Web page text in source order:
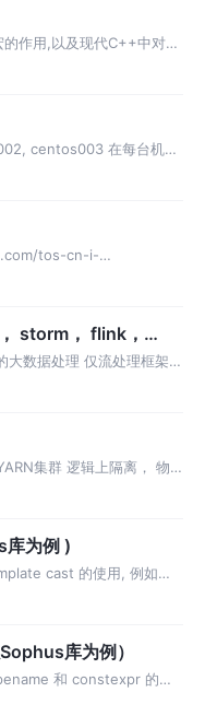
作用,以及现代C++中对宏
centos003 在每台机器
发送到第2台
tos-cn-i-
storm， flink，
大数据处理 仅流处理框架
用于在线的实时的大数据
集群 逻辑上隔离， 物
势 第一个趋势：数据服务
为例 )
cast 的使用, 例如：
库为例）
和 constexpr 的使